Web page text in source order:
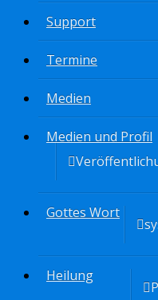
Support
Termine
Medien
Medien und Profil
Gottes Wort
Heilung